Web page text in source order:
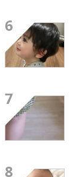
6
7
8